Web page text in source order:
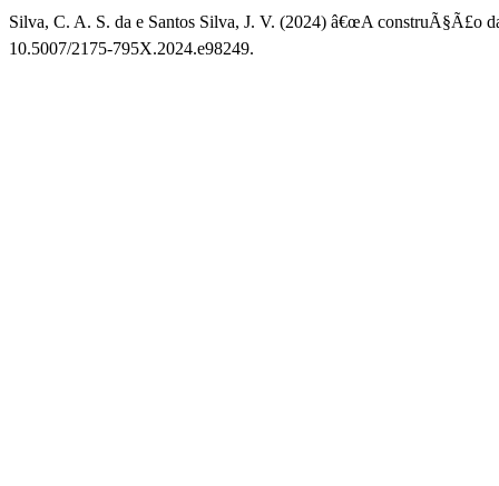
Silva, C. A. S. da e Santos Silva, J. V. (2024) â€œA construÃ§Ã£o
10.5007/2175-795X.2024.e98249.